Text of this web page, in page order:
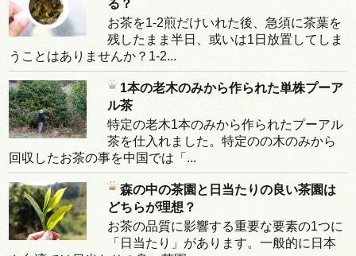
る？
お茶を1-2煎だけいれた後、急須に茶葉を
残したまま半日、或いは1日放置してしま
うことはありませんか？1-2...
1本の老木のみから作られた単株プーア
ル茶
特定の老木1本のみから作られたプーアル
茶を仕入れました。特定のの木のみから
回収したお茶の事を中国では「...
森の中の茶園と日当たりの良い茶園は
どちらが理想？
お茶の品質に影響する重要な要素の1つに
「日当たり」があります。一般的に日本